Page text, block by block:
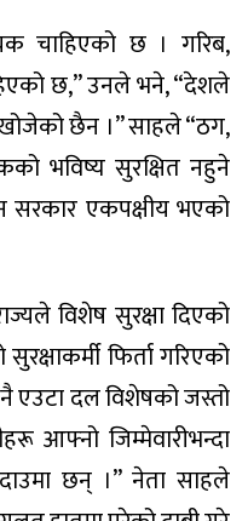
चाहिएको छ । गरिब,
छ,” उनले भने, “देशले
छैन ।” साहले “ठग,
भविष्य सुरक्षित नहुने
सरकार एकपक्षीय भएको
विशेष सुरक्षा दिएको
फिर्ता गरिएको
एउटा दल विशेषको जस्तो
आफ्नो जिम्मेवारीभन्दा
छन् ।” नेता साहले